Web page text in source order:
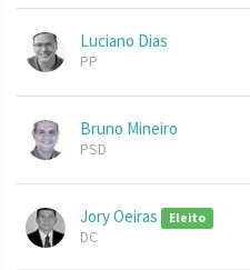
Luciano Dias
PP
Bruno Mineiro
PSD
Jory Oeiras Eleito
DC